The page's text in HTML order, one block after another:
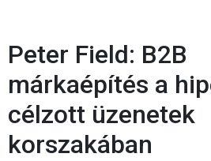
Peter Field: B2B
márkaépítés a
célzott üzenetek
korszakában